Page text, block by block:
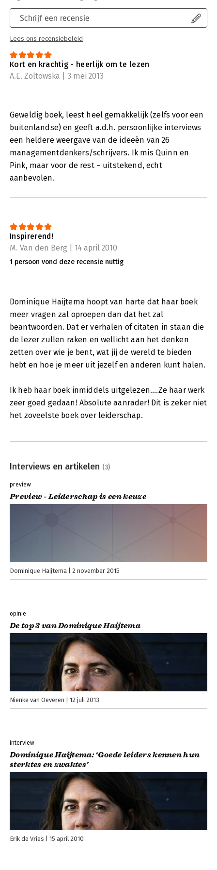
Schrijf een recensie
Lees ons recensiebeleid
Kort en krachtig - heerlijk om te lezen
A.E. Zoltowska | 3 mei 2013
Geweldig boek, leest heel gemakkelijk (zelfs voor een
buitenlandse) en geeft a.d.h. persoonlijke interviews
een heldere weergave van de ideeën van 26
managementdenkers/schrijvers. Ik mis Quinn en
Pink, maar voor de rest – uitstekend, echt
aanbevolen.
Inspirerend!
M. Van den Berg | 14 april 2010
1 persoon vond deze recensie nuttig
Dominique Haijtema hoopt van harte dat haar boek
meer vragen zal oproepen dan dat het zal
beantwoorden. Dat er verhalen of citaten in staan die
de lezer zullen raken en wellicht aan het denken
zetten over wie je bent, wat jij de wereld te bieden
hebt en hoe je meer uit jezelf en anderen kunt halen.
Ik heb haar boek inmiddels uitgelezen....Ze haar werk
zeer goed gedaan! Absolute aanrader! Dit is zeker niet
het zoveelste boek over leiderschap.
Interviews en artikelen (3)
preview
Preview - Leiderschap is een keuze
Dominique Haijtema 2 november 2015
opinie
De top 3 van Dominique Haijtema
Nienke van Oeveren 12 juli 2013
interview
Dominique Haijtema: ‘Goede leiders kennen hun
sterktes en zwaktes’
Erik de Vries 15 april 2010